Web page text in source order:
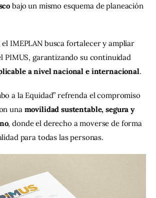
bajo un mismo esquema de planeación
IMEPLAN busca fortalecer y ampliar
PIMUS, garantizando su continuidad
a nivel nacional e internacional.
a la Equidad” refrenda el compromiso
una movilidad sustentable, segura y
, donde el derecho a moverse de forma
para todas las personas.